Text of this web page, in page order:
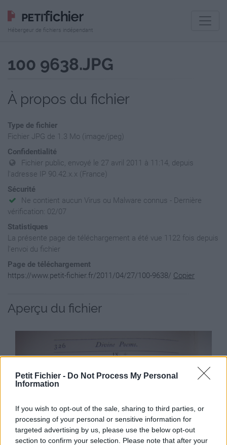
Petit Fichier - Do Not Process My Personal
Information
If you wish to opt-out of the sale, sharing to third parties, or
processing of your personal or sensitive information for
targeted advertising by us, please use the below opt-out
section to confirm your selection. Please note that after your
Hébergeur de fichiers indépendant
100 9638.JPG
À propos du fichier
Type de fichier
Fichier JPG de 1.3 Mo (image/jpeg)
Confidentialité
Fichier public, envoyé le 27 avril 2011 à 11:14, depuis
l'adresse IP 90.42.x.x (France)
Sécurité
Ne contient aucun Virus ou Malware connus - Dernière
vérification: 02/07
Statistiques
La présente page de téléchargement a été vue 1122 fois depuis
l'envoi du fichier
Page de téléchargement
https://www.petit-fichier.fr/2011/04/27/100-9638/ Copier
Aperçu du fichier